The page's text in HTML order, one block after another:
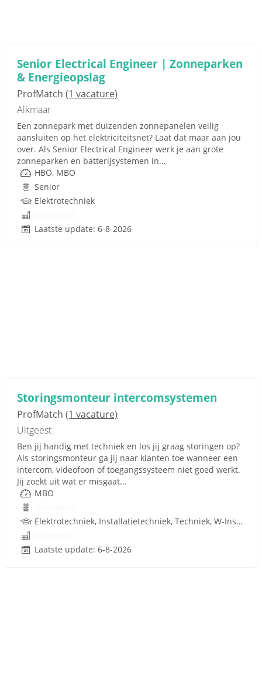
Senior Electrical Engineer | Zonneparken
& Energieopslag
ProfMatch (1 vacature)
Alkmaar
Een zonnepark met duizenden zonnepanelen veilig
aansluiten op het elektriciteitsnet? Laat dat maar aan jou
over. Als Senior Electrical Engineer werk je aan grote
zonneparken en batterijsystemen in...
HBO, MBO
Senior
Elektrotechniek
Laatste update: 6-8-2026
Storingsmonteur intercomsystemen
ProfMatch (1 vacature)
Uitgeest
Ben jij handig met techniek en los jij graag storingen op?
Als storingsmonteur ga jij naar klanten toe wanneer een
intercom, videofoon of toegangssysteem niet goed werkt.
Jij zoekt uit wat er misgaat...
MBO
Elektrotechniek, Installatietechniek, Techniek, W-Installaties
Laatste update: 6-8-2026